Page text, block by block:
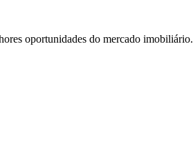
oportunidades do mercado imobiliário.